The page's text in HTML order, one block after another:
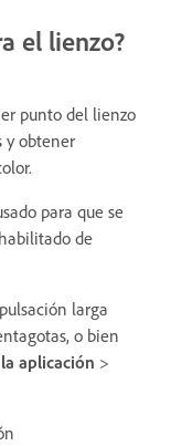
el lienzo?
punto del lienzo
y obtener
para que se
de
larga
o bien
aplicación >